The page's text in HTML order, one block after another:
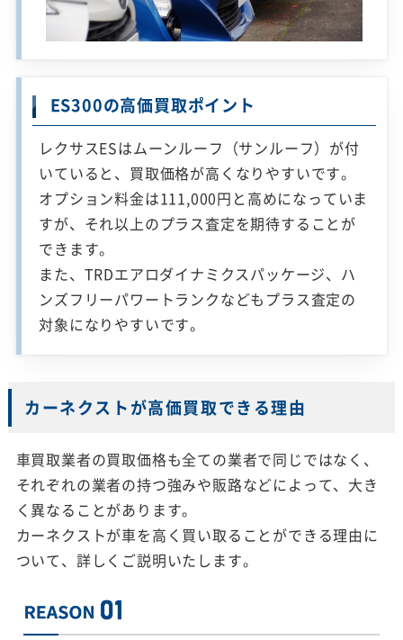
ES300の高価買取ポイント
レクサスESはムーンルーフ（サンルーフ）が付
いていると、買取価格が高くなりやすいです。
オプション料金は111,000円と高めになっていま
すが、それ以上のプラス査定を期待することが
できます。
また、TRDエアロダイナミクスパッケージ、ハ
ンズフリーパワートランクなどもプラス査定の
対象になりやすいです。
カーネクストが高価買取できる理由
車買取業者の買取価格も全ての業者で同じではなく、
それぞれの業者の持つ強みや販路などによって、大き
く異なることがあります。
カーネクストが車を高く買い取ることができる理由に
ついて、詳しくご説明いたします。